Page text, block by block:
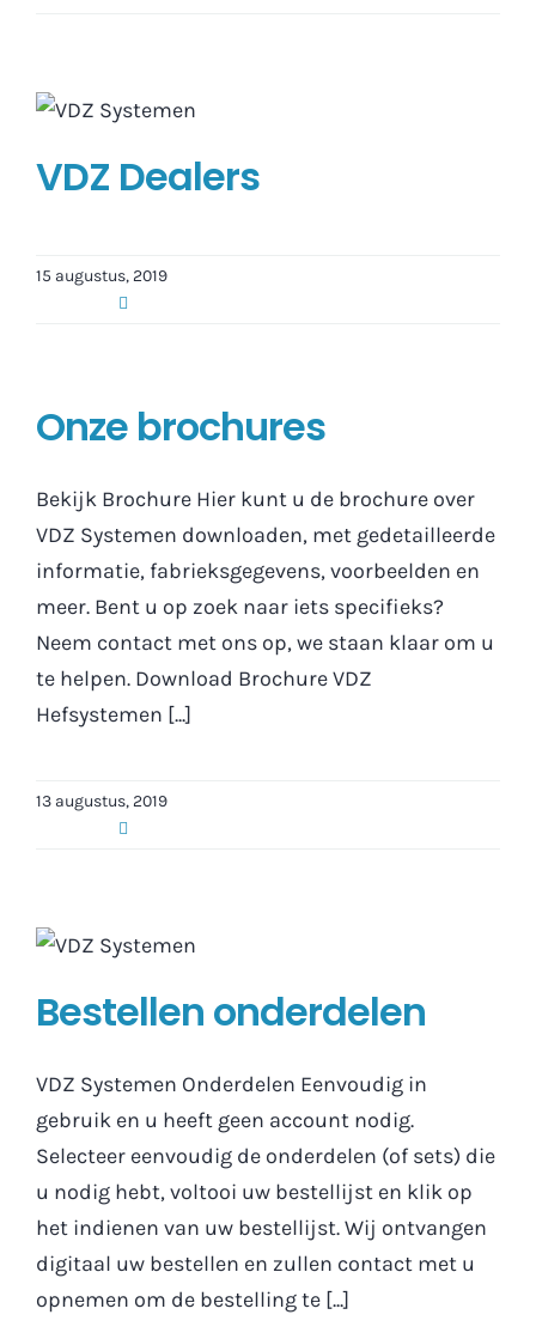
VDZ Dealers
15 augustus, 2019
Onze brochures
Bekijk Brochure Hier kunt u de brochure over
VDZ Systemen downloaden, met gedetailleerde
informatie, fabrieksgegevens, voorbeelden en
meer. Bent u op zoek naar iets specifieks?
Neem contact met ons op, we staan klaar om u
te helpen. Download Brochure VDZ
Hefsystemen [...]
13 augustus, 2019
Bestellen onderdelen
VDZ Systemen Onderdelen Eenvoudig in
gebruik en u heeft geen account nodig.
Selecteer eenvoudig de onderdelen (of sets) die
u nodig hebt, voltooi uw bestellijst en klik op
het indienen van uw bestellijst. Wij ontvangen
digitaal uw bestellen en zullen contact met u
opnemen om de bestelling te [...]